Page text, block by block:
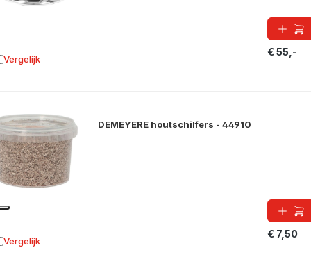
€ 55,-
Vergelijk aan vergelijking
DEMEYERE houtschilfers - 44910
€ 7,50
Vergelijk aan vergelijking